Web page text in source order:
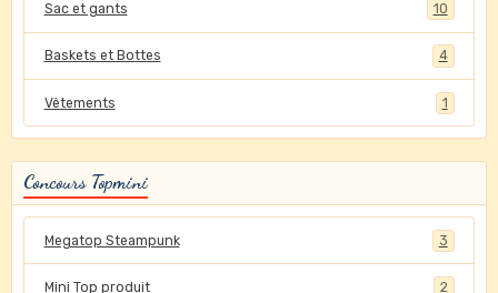
Sac et gants 10
Baskets et Bottes 4
Vêtements 1
Concours Topmini
Megatop Steampunk 3
Mini Top produit 2